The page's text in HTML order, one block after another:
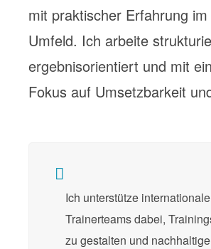
mit praktischer Erfahrung
Umfeld. Ich arbeite
ergebnisorientiert und mit
Fokus auf Umsetzbarkeit
Ich unterstütze internationale
Trainerteams dabei,
zu gestalten und nachhaltige